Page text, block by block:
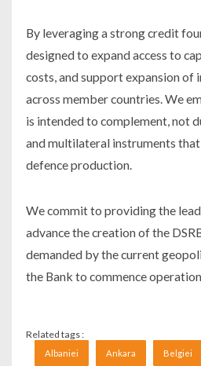
By leveraging a strong credit
designed to expand access to
costs, and support expansion of
across member countries. We
is intended to complement, not
and multilateral instruments
defence production.
We commit to providing the
advance the creation of the
demanded by the current
the Bank to commence
Related tags :
Albaniei Ankara Belgiei